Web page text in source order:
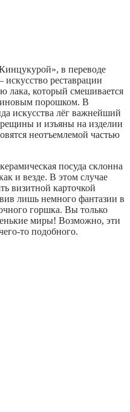
в переводе
реставрации
лака, который смешивается
порошком. В
искусства лёг важнейший
и изъяны на изделии
неотъемлемой частью
посуда склонна
и везде. В этом случае
визитной карточкой
лишь немного фантазии в
горшка. Вы только
миры! Возможно, эти
то подобного.